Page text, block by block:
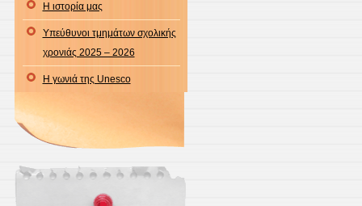
Η ιστορία μας
Υπεύθυνοι τμημάτων σχολικής
χρονιάς 2025 – 2026
Η γωνιά της Unesco